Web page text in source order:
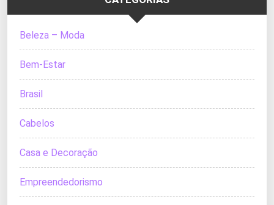
Beleza – Moda
Bem-Estar
Brasil
Cabelos
Casa e Decoração
Empreendedorismo